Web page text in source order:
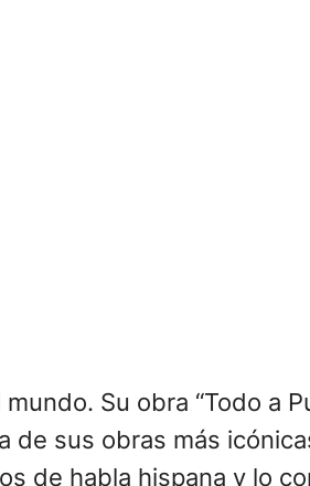
Su obra “Todo a
de sus obras más
de habla hispana y lo